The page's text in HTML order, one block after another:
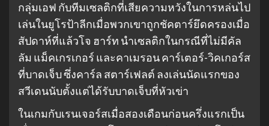
กลุ่มเอฟ กับทีมเซลติกที่เสียความหวังในการหล่นไป
เล่นในยูโรป้าลีกเมื่อพวกเขาถูกชัคตาร์ยึดครองเมื่อ
สัปดาห์ที่แล้วโจ ฮาร์ท นําเซลติกในกรณีที่ไม่มีคัล
ลัม แม็คเกรเกอร์ และคาเมรอน คาร์เตอร์-วิคเกอร์ส
ที่บาดเจ็บ ซึ่งคาร์ล สตาร์เฟลต์ ลงเล่นนัดแรกของ
สวีเดนนับตั้งแต่ได้รับบาดเจ็บที่หัวเข่า
ในเกมกับเรนเจอร์สเมื่อสองเดือนก่อนครึ่งแรกเป็น